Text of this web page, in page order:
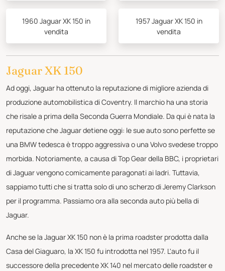
1960 Jaguar XK 150 in
vendita
1957 Jaguar XK 150 in
vendita
Jaguar XK 150
Ad oggi, Jaguar ha ottenuto la reputazione di migliore azienda di
produzione automobilistica di Coventry. Il marchio ha una storia
che risale a prima della Seconda Guerra Mondiale. Da qui è nata la
reputazione che Jaguar detiene oggi: le sue auto sono perfette se
una BMW tedesca è troppo aggressiva o una Volvo svedese troppo
morbida. Notoriamente, a causa di Top Gear della BBC, i proprietari
di Jaguar vengono comicamente paragonati ai ladri. Tuttavia,
sappiamo tutti che si tratta solo di uno scherzo di Jeremy Clarkson
per il programma. Passiamo ora alla seconda auto più bella di
Jaguar.
Anche se la Jaguar XK 150 non è la prima roadster prodotta dalla
Casa del Giaguaro, la XK 150 fu introdotta nel 1957. L'auto fu il
successore della precedente XK 140 nel mercato delle roadster e